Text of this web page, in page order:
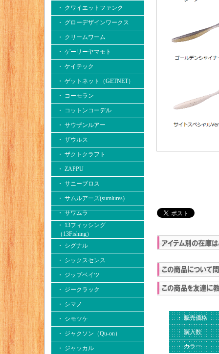
・ クワイエットファンク
・ グローデザインワークス
・ クリームワーム
・ ゲーリーヤマモト
・ ケイテック
・ ゲットネット（GETNET）
・ コーモラン
・ コットンコーデル
・ サウザンルアー
・ ザウルス
・ ザクトクラフト
・ ZAPPU
・ サニーブロス
・ サムルアーズ(sumlures)
・ サワムラ
・ 13フィッシング
（13Fishing）
・ シグナル
・ シックスセンス
・ ジップベイツ
・ ジークラック
・ シマノ
・ シモツケ
・ ジャクソン（Qu-on）
・ ジャッカル
・ 販売価格
・ 購入数
・ カラー